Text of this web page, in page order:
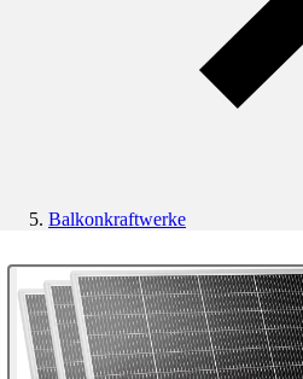
Balkonkraftwerke